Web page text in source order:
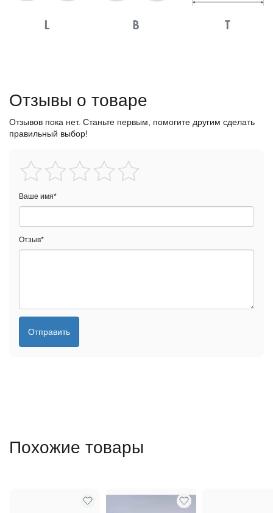
Отзывы о товаре
Отзывов пока нет. Станьте первым, помогите другим сделать
правильный выбор!
Ваше имя*
Отзыв*
Отправить
Похожие товары